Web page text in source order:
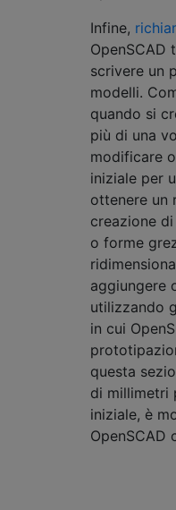
Infine,
OpenSCAD
scrivere un
modelli.
quando si
più di una
modificare
iniziale per
ottenere un
creazione
o forme
aggiungere
utilizzando
in cui
questa
di millimetri
iniziale, è
OpenSCAD